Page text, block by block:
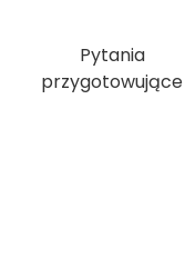
Pytania
przygotowujące